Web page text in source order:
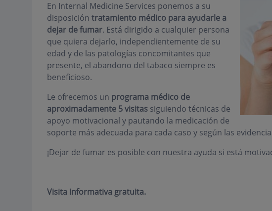
En Internal Medicine Services ponemos a su
disposición tratamiento médico para ayudarle a
dejar de fumar. Está dirigido a cualquier persona
que quiera dejarlo, independientemente de su
edad y de las patologías concomitantes que
presente, el abandono del tabaco siempre es
beneficioso.
Le ofrecemos un programa médico de
aproximadamente 5 visitassiguiendo técnicas de
apoyo motivacional y pautando la medicación de
soporte más adecuada para cada caso y según las
¡Dejar de fumar es posible con nuestra ayuda si está
Visita informativa gratuita.